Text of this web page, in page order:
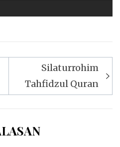
Silaturrohim
Tahfidzul Quran